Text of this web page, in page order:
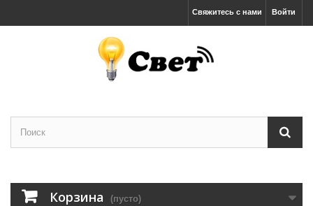
Войти
Свяжитесь с нами
Корзина (пусто)